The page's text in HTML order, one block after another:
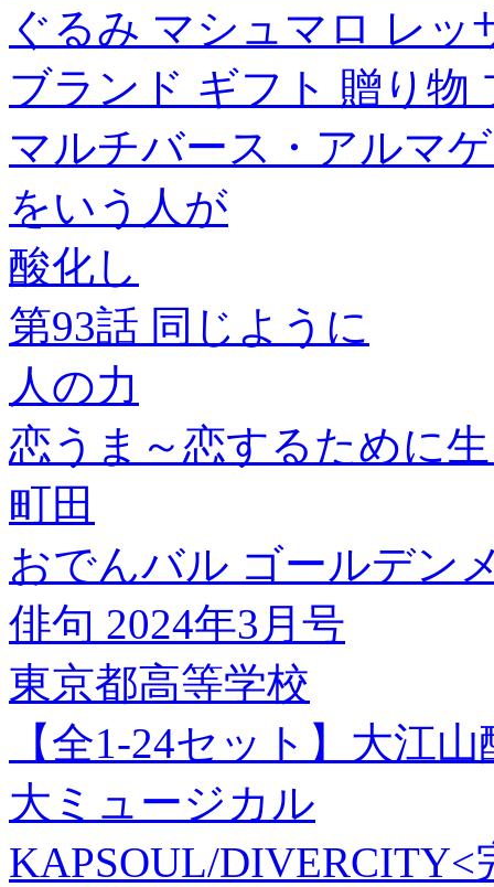
ぐるみ マシュマロ レ
ブランド ギフト 贈り物
マルチバース・アルマ
をいう人が
酸化し
第93話 同じように
人の力
恋うま～恋するために
町田
おでんバル ゴールデン
俳句 2024年3月号
東京都高等学校
【全1-24セット】大江
大ミュージカル
KAPSOUL/DIVERCITY<